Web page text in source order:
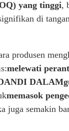
yang tinggi,
di
produsen
melewati
DI DALAM
memasok
juga semakin